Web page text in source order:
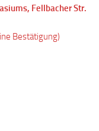
Fellbacher Str.
Bestätigung)